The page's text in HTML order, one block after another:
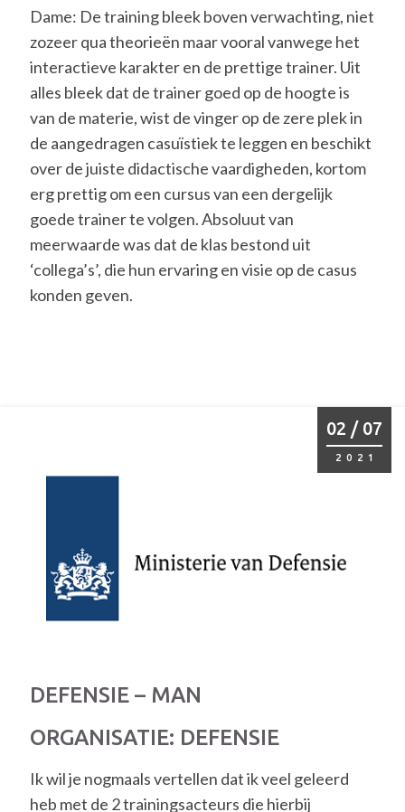
Dame: De training bleek boven verwachting, niet
zozeer qua theorieën maar vooral vanwege het
interactieve karakter en de prettige trainer. Uit
alles bleek dat de trainer goed op de hoogte is
van de materie, wist de vinger op de zere plek in
de aangedragen casuïstiek te leggen en beschikt
over de juiste didactische vaardigheden, kortom
erg prettig om een cursus van een dergelijk
goede trainer te volgen. Absoluut van
meerwaarde was dat de klas bestond uit
‘collega’s’, die hun ervaring en visie op de casus
konden geven.
02 / 07
2021
DEFENSIE – MAN
ORGANISATIE: DEFENSIE
Ik wil je nogmaals vertellen dat ik veel geleerd
heb met de 2 trainingsacteurs die hierbij